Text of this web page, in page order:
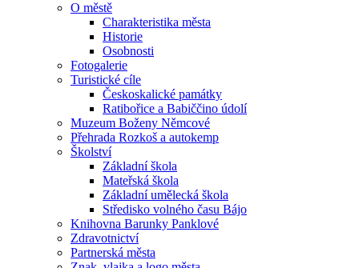
O městě
Charakteristika města
Historie
Osobnosti
Fotogalerie
Turistické cíle
Českoskalické památky
Ratibořice a Babiččino údolí
Muzeum Boženy Němcové
Přehrada Rozkoš a autokemp
Školství
Základní škola
Mateřská škola
Základní umělecká škola
Středisko volného času Bájo
Knihovna Barunky Panklové
Zdravotnictví
Partnerská města